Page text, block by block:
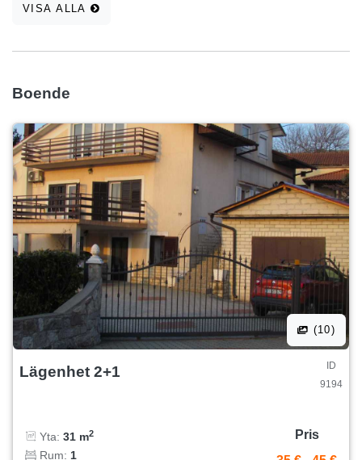
VISA ALLA
Boende
(10)
Lägenhet 2+1
ID
9194
Yta: 31 m2
Rum: 1
Pris